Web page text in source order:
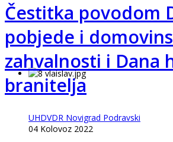
Čestitka povodom
pobjede i
zahvalnosti i Dana
branitelja
UHDVDR Novigrad Podravski
04 Kolovoz 2022